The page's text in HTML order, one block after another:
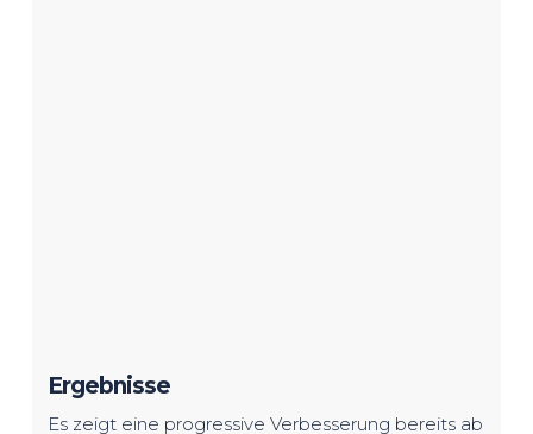
Ergebnisse
Es zeigt eine progressive Verbesserung bereits ab